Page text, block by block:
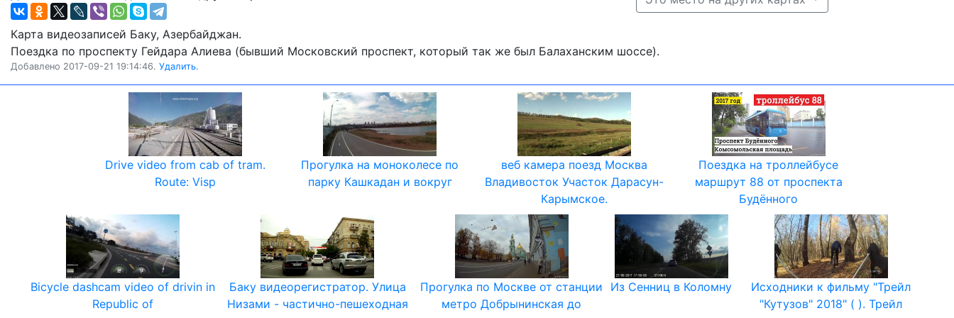
Карта видеозаписей Баку, Азербайджан.
Поездка по проспекту Гейдара Алиева (бывший Московский проспект, который так же был Балаханским шоссе).
Добавлено 2017-09-21 19:14:46. Удалить.
Drive video from cab of tram.
Route: Visp
Прогулка на моноколесе по
парку Кашкадан и вокруг
веб камера поезд Москва
Владивосток Участок Дарасун-
Карымское.
Поездка на троллейбусе
маршрут 88 от проспекта
Будённого
Bicycle dashcam video of drivin in
Republic of
Баку видеорегистратор. Улица
Низами - частично-пешеходная
Прогулка по Москве от станции
метро Добрынинская до
Из Сенниц в Коломну
Исходники к фильму "Трейл
"Кутузов" 2018" ( ). Трейл